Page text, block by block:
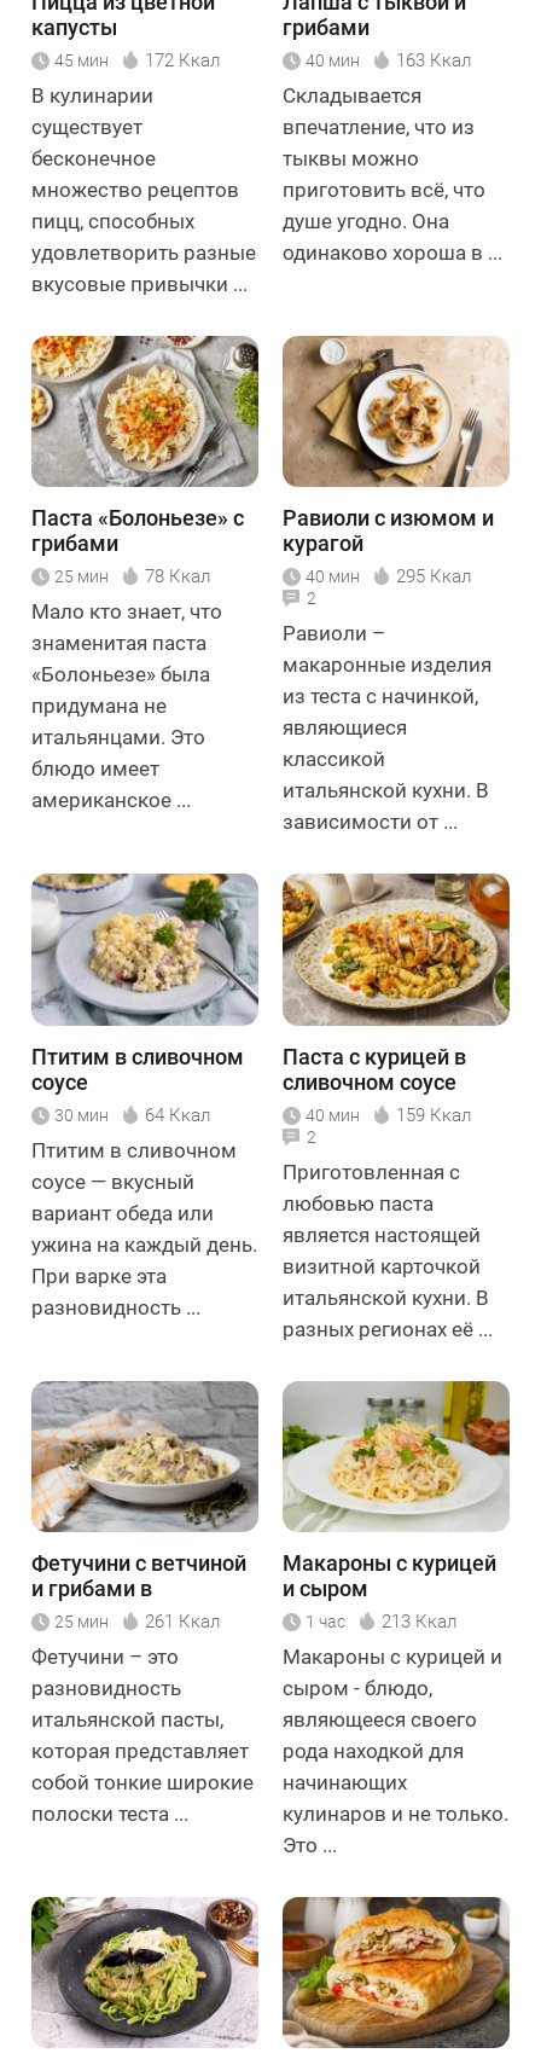
капусты
45 мин 172 Ккал
В кулинарии
существует
бесконечное
множество рецептов
пицц, способных
удовлетворить разные
вкусовые привычки ...
грибами
40 мин 163 Ккал
Складывается
впечатление, что из
тыквы можно
приготовить всё, что
душе угодно. Она
одинаково хороша в ...
Паста «Болоньезе» с
грибами
25 мин 78 Ккал
Мало кто знает, что
знаменитая паста
«Болоньезе» была
придумана не
итальянцами. Это
блюдо имеет
американское ...
Равиоли с изюмом и
курагой
40 мин 295 Ккал
2
Равиоли –
макаронные изделия
из теста с начинкой,
являющиеся
классикой
итальянской кухни. В
зависимости от ...
Птитим в сливочном
соусе
30 мин 64 Ккал
Птитим в сливочном
соусе — вкусный
вариант обеда или
ужина на каждый день.
При варке эта
разновидность ...
Паста с курицей в
сливочном соусе
40 мин 159 Ккал
2
Приготовленная с
любовью паста
является настоящей
визитной карточкой
итальянской кухни. В
разных регионах её ...
Фетучини с ветчиной
и грибами в
сливочном соусе
25 мин 261 Ккал
Фетучини – это
разновидность
итальянской пасты,
которая представляет
собой тонкие широкие
полоски теста ...
Макароны с курицей
и сыром
1 час 213 Ккал
Макароны с курицей и
сыром - блюдо,
являющееся своего
рода находкой для
начинающих
кулинаров и не только.
Это ...